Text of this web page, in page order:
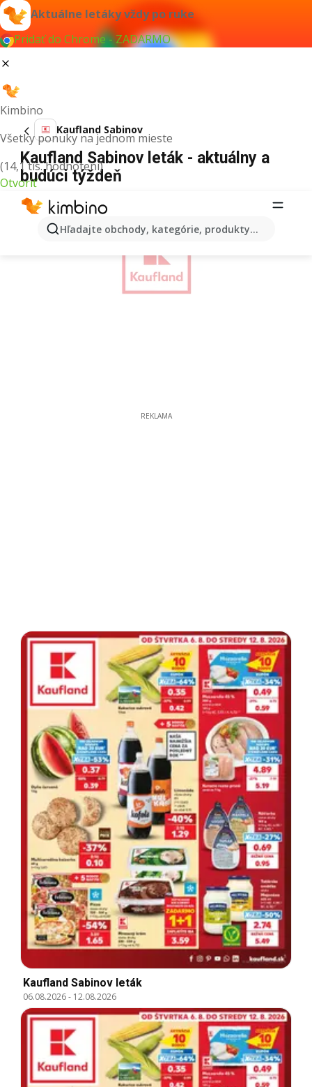
Aktuálne letáky vždy po ruke
Pridať do Chrome - ZADARMO
Kimbino
Všetky ponuky na jednom mieste
(14,1 tis. hodnotení)
Otvoriť
Hľadajte obchody, kategórie, produkty...
Kaufland Sabinov
Kaufland Sabinov leták - aktuálny a
budúci týždeň
REKLAMA
Kaufland Sabinov leták
06.08.2026- 12.08.2026